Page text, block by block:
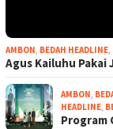
AMBON, BEDAH HEADLINE,
Agus Kailuhu
AMBON,
HEADLINE,
Program